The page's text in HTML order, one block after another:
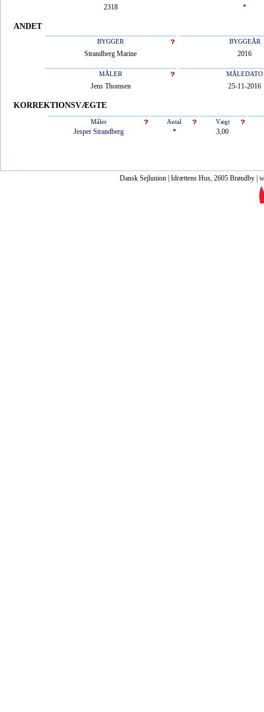
2318 *
ANDET
BYGGER BYGGEÅR
Strandberg Marine 2016
MÅLER MÅLEDATO
Jens Thomsen 25-11-2016
KORREKTIONSVÆGTE
Måler Antal Vægt
Jesper Strandberg * 3,00
Dansk Sejlunion | Idrættens Hus, 2605 Brøndby |